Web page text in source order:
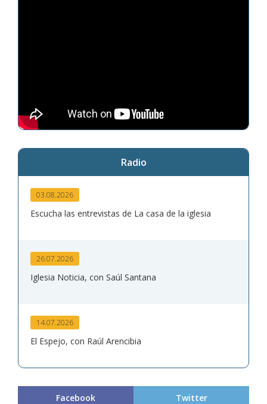
Radio
03.08.2026
Escucha las entrevistas de La casa de la iglesia
26.07.2026
Iglesia Noticia, con Saúl Santana
14.07.2026
El Espejo, con Raúl Arencibia
Facebook Twitter